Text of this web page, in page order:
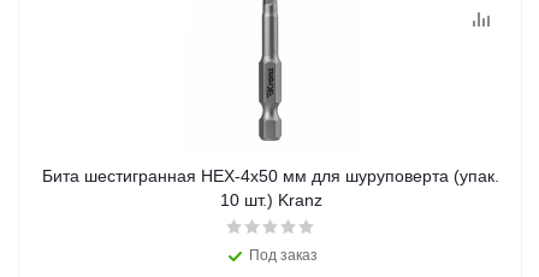
Бита шестигранная HEX-4x50 мм для шуруповерта (упак.
10 шт.) Kranz
Под заказ